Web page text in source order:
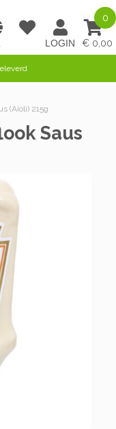
0,00
0
(Aioli) 215g
Saus